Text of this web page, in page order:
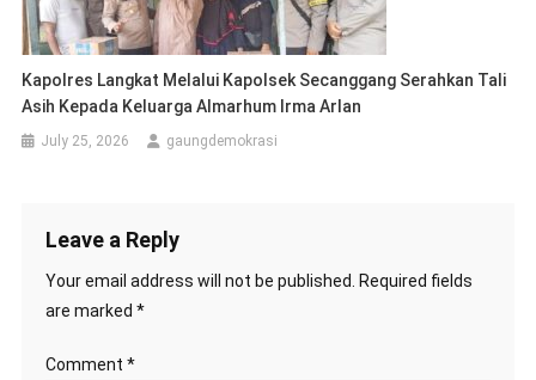
Kapolres Langkat Melalui Kapolsek Secanggang Serahkan Tali
Asih Kepada Keluarga Almarhum Irma Arlan
July 25, 2026 gaungdemokrasi
Leave a Reply
Your email address will not be published.
Required fields
are marked *
Comment *